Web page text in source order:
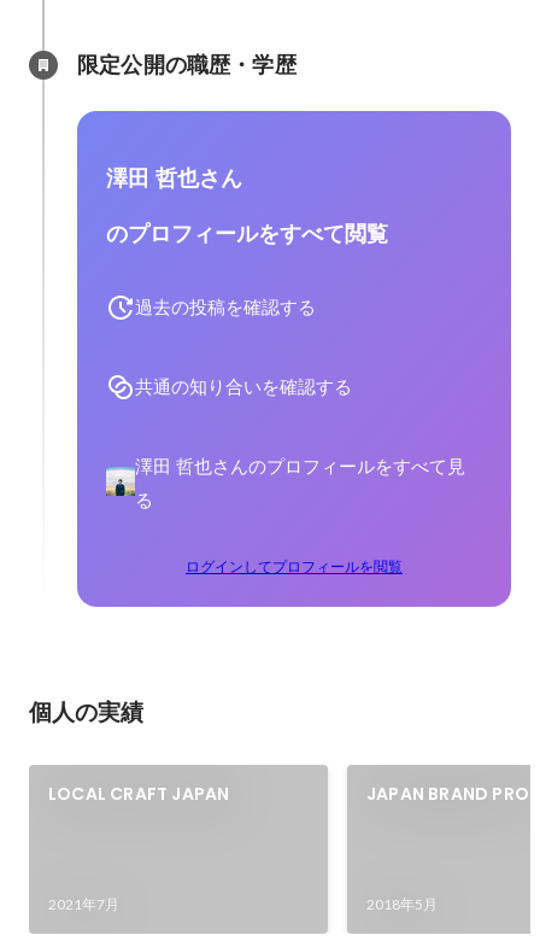
限定公開の職歴・学歴
澤田 哲也さん
のプロフィールをすべて閲覧
過去の投稿を確認する
共通の知り合いを確認する
澤田 哲也さんのプロフィールをすべて見
る
ログインしてプロフィールを閲覧
個人の実績
LOCAL CRAFT JAPAN
2021年7月
JAPAN BRAND
2018年5月